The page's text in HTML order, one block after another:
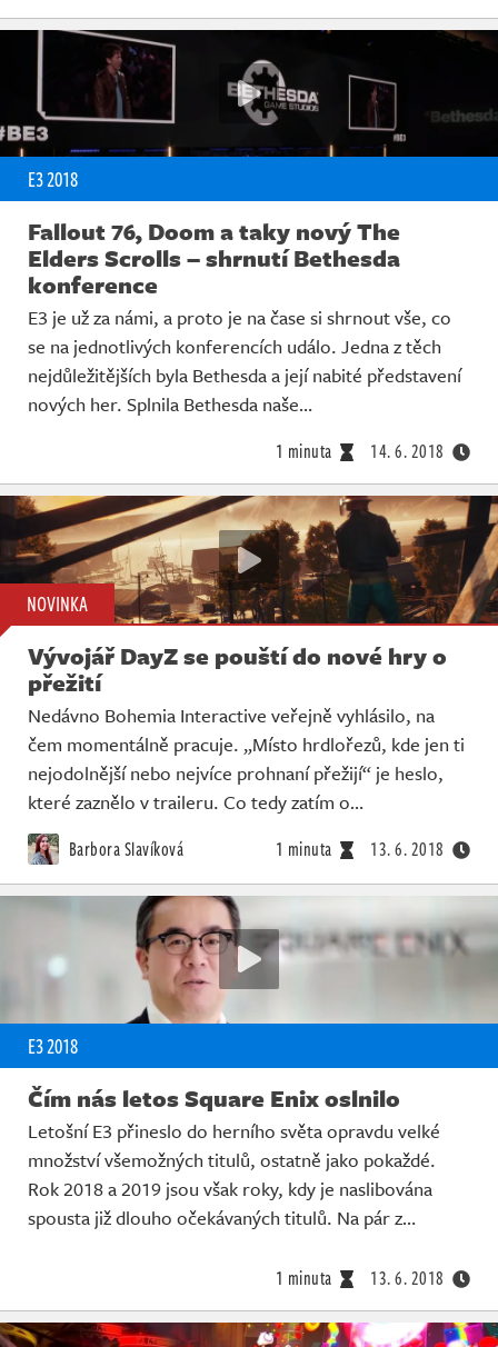
E3 2018
Fallout 76, Doom a taky nový The
Elders Scrolls – shrnutí Bethesda
konference
E3 je už za námi, a proto je na čase si shrnout vše, co
se na jednotlivých konferencích událo. Jedna z těch
nejdůležitějších byla Bethesda a její nabité představení
nových her. Splnila Bethesda naše…
1 minuta 14. 6. 2018
NOVINKA
Vývojář DayZ se pouští do nové hry o
přežití
Nedávno Bohemia Interactive veřejně vyhlásilo, na
čem momentálně pracuje. „Místo hrdlořezů, kde jen ti
nejodolnější nebo nejvíce prohnaní přežijí“ je heslo,
které zaznělo v traileru. Co tedy zatím o…
Barbora Slavíková 1 minuta 13. 6. 2018
E3 2018
Čím nás letos Square Enix oslnilo
Letošní E3 přineslo do herního světa opravdu velké
množství všemožných titulů, ostatně jako pokaždé.
Rok 2018 a 2019 jsou však roky, kdy je naslibována
spousta již dlouho očekávaných titulů. Na pár z…
1 minuta 13. 6. 2018